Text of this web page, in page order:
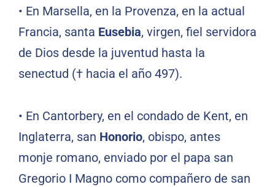
• En Marsella, en la Provenza, en la actual
Francia, santa Eusebia, virgen, fiel servidora
de Dios desde la juventud hasta la
senectud († hacia el año 497).
• En Cantorbery, en el condado de Kent, en
Inglaterra, san Honorio, obispo, antes
monje romano, enviado por el papa san
Gregorio I Magno como compañero de san